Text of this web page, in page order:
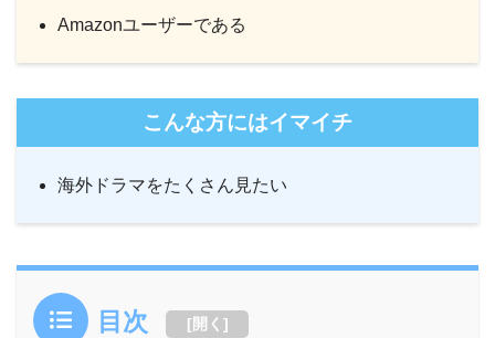
Amazonユーザーである
こんな方にはイマイチ
海外ドラマをたくさん見たい
目次 [開く ]